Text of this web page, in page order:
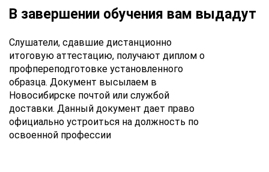
В завершении обучения вам выдадут
Слушатели, сдавшие дистанционно
итоговую аттестацию, получают диплом о
профпереподготовке установленного
образца. Документ высылаем в
Новосибирске почтой или службой
доставки. Данный документ дает право
официально устроиться на должность по
освоенной профессии